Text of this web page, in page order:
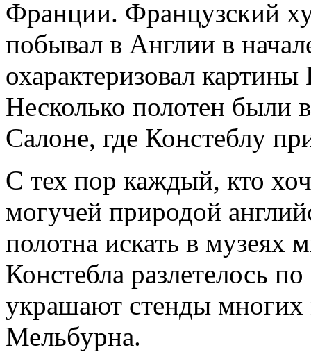
Франции. Французский
побывал в Англии в
охарактеризовал
Несколько полотен были
Салоне, где Констеблу
С тех пор каждый, кто
могучей природой
полотна искать в музеях
Констебла разлетелось
украшают стенды многих
Мельбурна.